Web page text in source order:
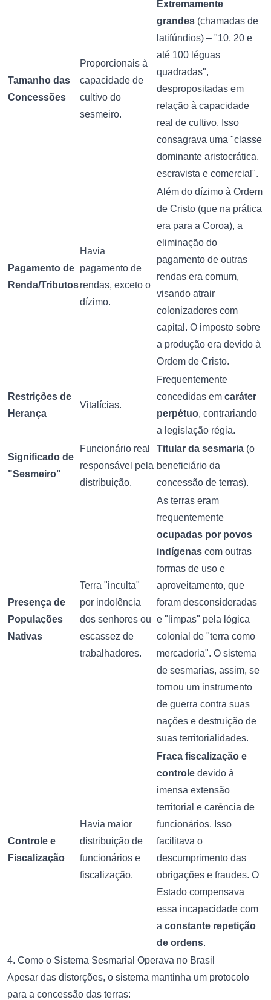
Tamanho das
Concessões
Proporcionais à
capacidade de
cultivo do
sesmeiro.
Extremamente
grandes (chamadas de
latifúndios) – "10, 20 e
até 100 léguas
quadradas",
despropositadas em
relação à capacidade
real de cultivo. Isso
consagrava uma "classe
dominante aristocrática,
escravista e comercial".
Pagamento de
Renda/Tributos
Havia
pagamento de
rendas, exceto o
dízimo.
Além do dízimo à Ordem
de Cristo (que na prática
era para a Coroa), a
eliminação do
pagamento de outras
rendas era comum,
visando atrair
colonizadores com
capital. O imposto sobre
a produção era devido à
Ordem de Cristo.
Restrições de
Herança
Vitalícias.
Frequentemente
concedidas em caráter
perpétuo, contrariando
a legislação régia.
Significado de
"Sesmeiro"
Funcionário real
responsável pela
distribuição.
Titular da sesmaria (o
beneficiário da
concessão de terras).
Presença de
Populações
Nativas
Terra "inculta"
por indolência
dos senhores ou
escassez de
trabalhadores.
As terras eram
frequentemente
ocupadas por povos
indígenas com outras
formas de uso e
aproveitamento, que
foram desconsideradas
e "limpas" pela lógica
colonial de "terra como
mercadoria". O sistema
de sesmarias, assim, se
tornou um instrumento
de guerra contra suas
nações e destruição de
suas territorialidades.
Controle e
Fiscalização
Havia maior
distribuição de
funcionários e
fiscalização.
Fraca fiscalização e
controle devido à
imensa extensão
territorial e carência de
funcionários. Isso
facilitava o
descumprimento das
obrigações e fraudes. O
Estado compensava
essa incapacidade com
a constante repetição
de ordens.
4. Como o Sistema Sesmarial Operava no Brasil
Apesar das distorções, o sistema mantinha um protocolo
para a concessão das terras: